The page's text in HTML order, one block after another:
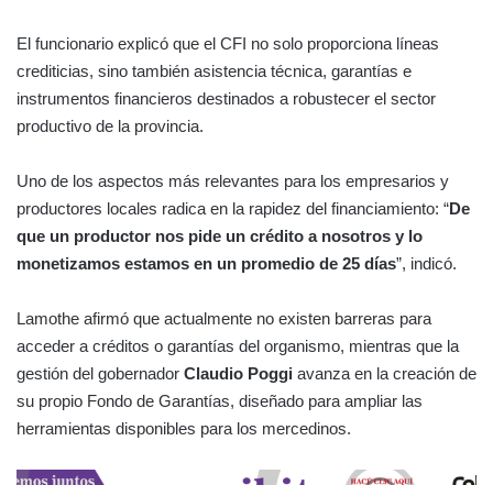
El funcionario explicó que el CFI no solo proporciona líneas
crediticias, sino también asistencia técnica, garantías e
instrumentos financieros destinados a robustecer el sector
productivo de la provincia.
Uno de los aspectos más relevantes para los empresarios y
productores locales radica en la rapidez del financiamiento: “De
que un productor nos pide un crédito a nosotros y lo
monetizamos estamos en un promedio de 25 días”, indicó.
Lamothe afirmó que actualmente no existen barreras para
acceder a créditos o garantías del organismo, mientras que la
gestión del gobernador Claudio Poggi avanza en la creación de
su propio Fondo de Garantías, diseñado para ampliar las
herramientas disponibles para los mercedinos.